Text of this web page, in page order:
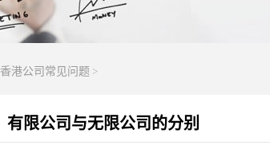
香港公司常见问题 >
有限公司与无限公司的分别